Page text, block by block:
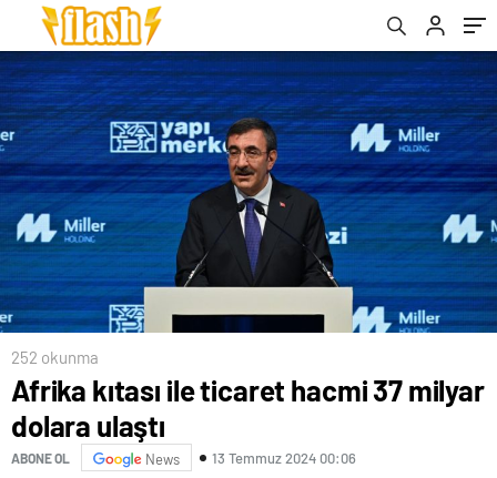
252 okunma
Afrika kıtası ile ticaret hacmi 37 milyar
dolara ulaştı
ABONE OL News 13 Temmuz 2024 00:06